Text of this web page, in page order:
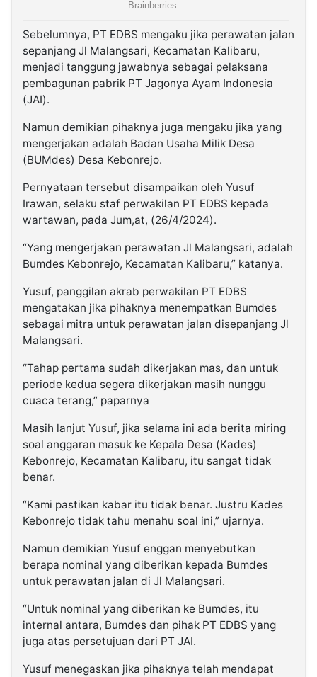
Sebelumnya, PT EDBS mengaku jika perawatan jalan
sepanjang Jl Malangsari, Kecamatan Kalibaru,
menjadi tanggung jawabnya sebagai pelaksana
pembagunan pabrik PT Jagonya Ayam Indonesia
(JAI).
Namun demikian pihaknya juga mengaku jika yang
mengerjakan adalah Badan Usaha Milik Desa
(BUMdes) Desa Kebonrejo.
Pernyataan tersebut disampaikan oleh Yusuf
Irawan, selaku staf perwakilan PT EDBS kepada
wartawan, pada Jum,at, (26/4/2024).
“Yang mengerjakan perawatan Jl Malangsari, adalah
Bumdes Kebonrejo, Kecamatan Kalibaru,” katanya.
Yusuf, panggilan akrab perwakilan PT EDBS
mengatakan jika pihaknya menempatkan Bumdes
sebagai mitra untuk perawatan jalan disepanjang Jl
Malangsari.
“Tahap pertama sudah dikerjakan mas, dan untuk
periode kedua segera dikerjakan masih nunggu
cuaca terang,” paparnya
Masih lanjut Yusuf, jika selama ini ada berita miring
soal anggaran masuk ke Kepala Desa (Kades)
Kebonrejo, Kecamatan Kalibaru, itu sangat tidak
benar.
“Kami pastikan kabar itu tidak benar. Justru Kades
Kebonrejo tidak tahu menahu soal ini,” ujarnya.
Namun demikian Yusuf enggan menyebutkan
berapa nominal yang diberikan kepada Bumdes
untuk perawatan jalan di Jl Malangsari.
“Untuk nominal yang diberikan ke Bumdes, itu
internal antara, Bumdes dan pihak PT EDBS yang
juga atas persetujuan dari PT JAI.
Yusuf menegaskan jika pihaknya telah mendapat